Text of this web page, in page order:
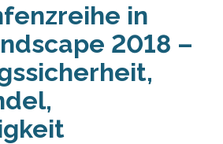
in
2018 –